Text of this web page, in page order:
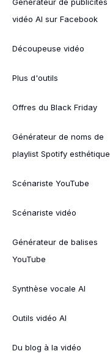
vidéo AI sur Facebook
Découpeuse vidéo
Plus d'outils
Offres du Black Friday
Générateur de noms de
playlist Spotify esthétique
Scénariste YouTube
Scénariste vidéo
Générateur de balises
YouTube
Synthèse vocale AI
Outils vidéo AI
Du blog à la vidéo